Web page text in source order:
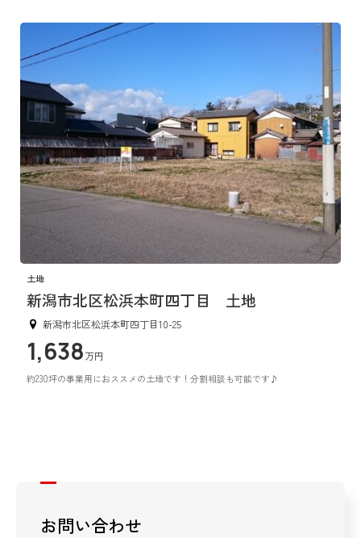
土地
新潟市北区松浜本町四丁目 土地
新潟市北区松浜本町四丁目10-25
1,638万円
約230坪の事業用におススメの土地です！分割相談も可能です♪
お問い合わせ